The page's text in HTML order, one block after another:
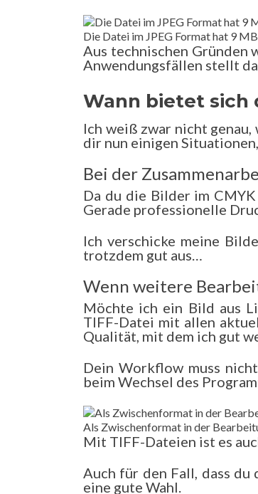
Die Datei im JPEG Format hat 9
Aus technischen Gründen
Anwendungsfällen stellt
Wann bietet sich
Ich weiß zwar nicht
dir nun einigen
Bei der
Da du die Bilder im
Gerade professionelle
Ich verschicke meine
trotzdem gut aus…
Wenn weitere
Möchte ich ein Bild aus
TIFF-Datei mit allen
Qualität, mit dem ich gut
Dein Workflow muss
beim Wechsel des
Als Zwischenformat in der
Mit TIFF-Dateien ist es
Auch für den Fall, dass du
eine gute Wahl.